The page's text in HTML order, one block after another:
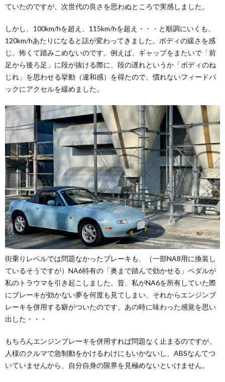
ていたのですが、次世代の良さを思わぬところで実感しました。
しかし、100km/hを超え、115km/hを超え・・・と順調にいくも、
120km/hあたりになると話が変わってきました。ボディの緩さを感
じ、怖くて踏みこめないのです。例えば、ギャップをまたいで「前
足から後ろ足」に段が抜ける際に、段の遅れというか「ボディのね
じれ」を思わせる挙動（違和感）を得たので、慣れないフィードバ
ックにアクセルを緩めました。
街乗りレベルでは問題なかったブレーキも、（一部NA8用に換装し
ているそうですが）NA6特有の「奥まで踏んで効かせる」ペダルが
私のトラウマを引き起こしました。昔、私がNA6を所有していた際
にブレーキが効かない夢を何度も見てしまい、それからエンジンブ
レーキを併用する癖がついたのです。あの時に味わった感覚を思い
出した・・・
もちろんエンジンブレーキを併用すれば問題なく止まるのですが、
人様のクルマで急制動をかけるわけにもいかないし、ABSなんてつ
いていませんから、自分自身の限界を見極めないといけません。